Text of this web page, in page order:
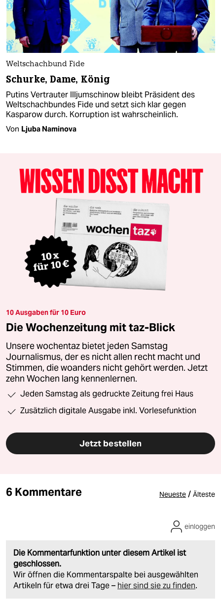
Weltschachbund Fide
Schurke, Dame, König
Putins Vertrauter Illjumschinow bleibt Präsident des
Weltschachbundes Fide und setzt sich klar gegen
Kasparow durch. Korruption ist wahrscheinlich.
Von Ljuba Naminova
10 Ausgaben für 10 Euro
Die Wochenzeitung mit taz-Blick
Unsere wochentaz bietet jeden Samstag
Journalismus, der es nicht allen recht macht und
Stimmen, die woanders nicht gehört werden. Jetzt
zehn Wochen lang kennenlernen.
Jeden Samstag als gedruckte Zeitung frei Haus
Zusätzlich digitale Ausgabe inkl. Vorlesefunktion
Jetzt bestellen
6 Kommentare Neueste / Älteste
Die Kommentarfunktion unter diesem Artikel ist
geschlossen.
Wir öffnen die Kommentarspalte bei ausgewählten
Artikeln für etwa drei Tage – hier sind sie zu finden.
einloggen